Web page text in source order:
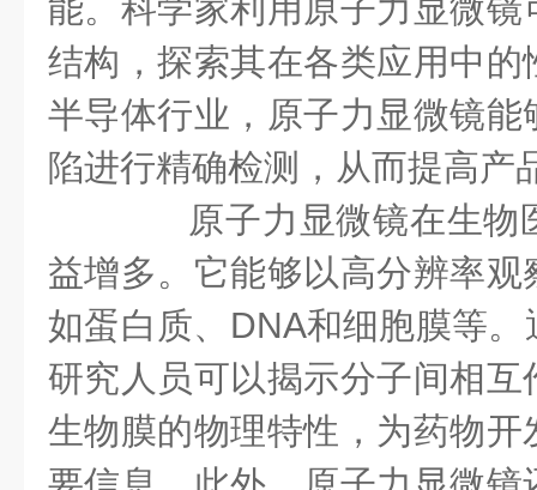
能。科学家利用原子力显微
结构，探索其在各类应用中
半导体行业，原子力显微镜
陷进行精确检测，从而提高产
原子力显微镜在生物
益增多。它能够以高分辨率
如蛋白质、DNA和细胞膜等
研究人员可以揭示分子间相
生物膜的物理特性，为药物